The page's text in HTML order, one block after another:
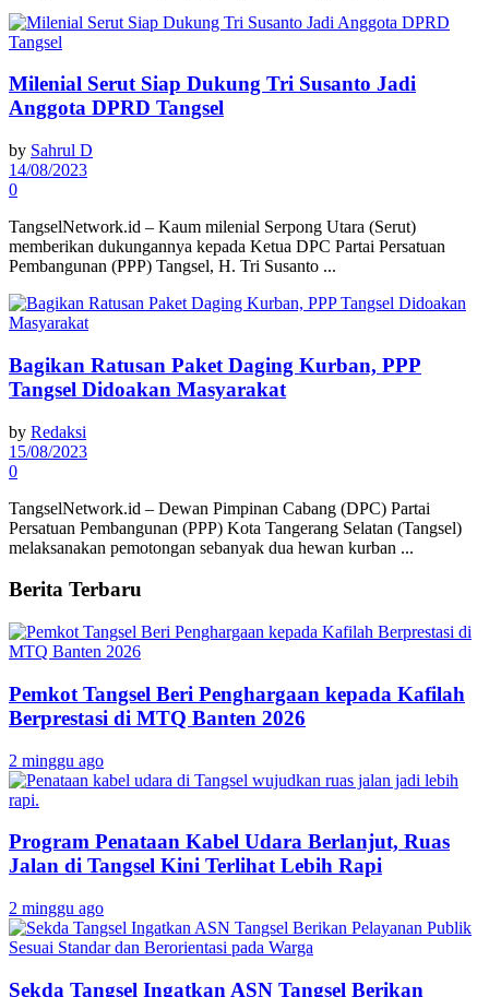
Milenial Serut Siap Dukung Tri Susanto Jadi
Anggota DPRD Tangsel
by Sahrul D
14/08/2023
0
TangselNetwork.id – Kaum milenial Serpong Utara (Serut)
memberikan dukungannya kepada Ketua DPC Partai Persatuan
Pembangunan (PPP) Tangsel, H. Tri Susanto ...
Bagikan Ratusan Paket Daging Kurban, PPP
Tangsel Didoakan Masyarakat
by Redaksi
15/08/2023
0
TangselNetwork.id – Dewan Pimpinan Cabang (DPC) Partai
Persatuan Pembangunan (PPP) Kota Tangerang Selatan (Tangsel)
melaksanakan pemotongan sebanyak dua hewan kurban ...
Berita Terbaru
Pemkot Tangsel Beri Penghargaan kepada Kafilah
Berprestasi di MTQ Banten 2026
2 minggu ago
Program Penataan Kabel Udara Berlanjut, Ruas
Jalan di Tangsel Kini Terlihat Lebih Rapi
2 minggu ago
Sekda Tangsel Ingatkan ASN Tangsel Berikan